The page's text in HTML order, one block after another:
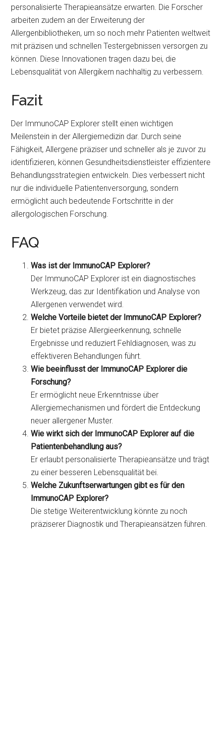
personalisierte Therapieansätze erwarten. Die Forscher
arbeiten zudem an der Erweiterung der
Allergenbibliotheken, um so noch mehr Patienten weltweit
mit präzisen und schnellen Testergebnissen versorgen zu
können. Diese Innovationen tragen dazu bei, die
Lebensqualität von Allergikern nachhaltig zu verbessern.
Fazit
Der ImmunoCAP Explorer stellt einen wichtigen
Meilenstein in der Allergiemedizin dar. Durch seine
Fähigkeit, Allergene präziser und schneller als je zuvor zu
identifizieren, können Gesundheitsdienstleister effizientere
Behandlungsstrategien entwickeln. Dies verbessert nicht
nur die individuelle Patientenversorgung, sondern
ermöglicht auch bedeutende Fortschritte in der
allergologischen Forschung.
FAQ
Was ist der ImmunoCAP Explorer?
Der ImmunoCAP Explorer ist ein diagnostisches
Werkzeug, das zur Identifikation und Analyse von
Allergenen verwendet wird.
Welche Vorteile bietet der ImmunoCAP Explorer?
Er bietet präzise Allergieerkennung, schnelle
Ergebnisse und reduziert Fehldiagnosen, was zu
effektiveren Behandlungen führt.
Wie beeinflusst der ImmunoCAP Explorer die
Forschung?
Er ermöglicht neue Erkenntnisse über
Allergiemechanismen und fördert die Entdeckung
neuer allergener Muster.
Wie wirkt sich der ImmunoCAP Explorer auf die
Patientenbehandlung aus?
Er erlaubt personalisierte Therapieansätze und trägt
zu einer besseren Lebensqualität bei.
Welche Zukunftserwartungen gibt es für den
ImmunoCAP Explorer?
Die stetige Weiterentwicklung könnte zu noch
präziserer Diagnostik und Therapieansätzen führen.